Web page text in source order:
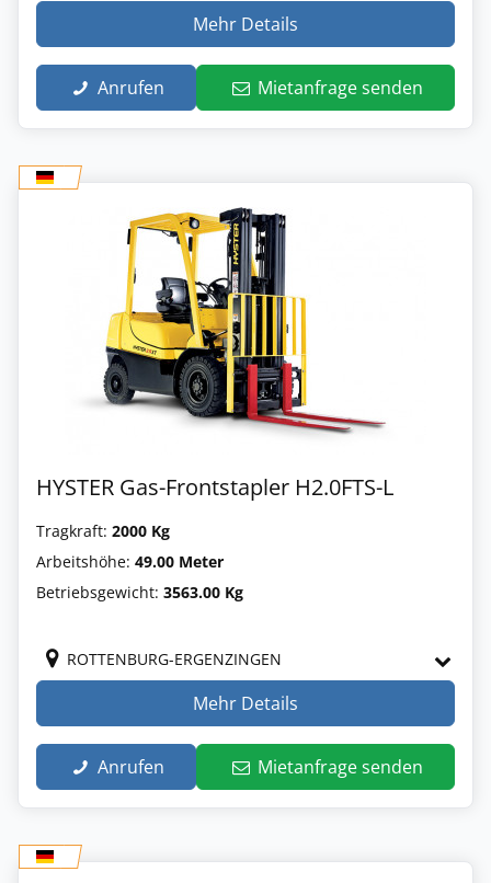
Mehr Details
Anrufen Mietanfrage senden
HYSTER Gas-Frontstapler H2.0FTS-L
Tragkraft: 2000 Kg
Arbeitshöhe: 49.00 Meter
Betriebsgewicht: 3563.00 Kg
ROTTENBURG-ERGENZINGEN
Mehr Details
Anrufen Mietanfrage senden